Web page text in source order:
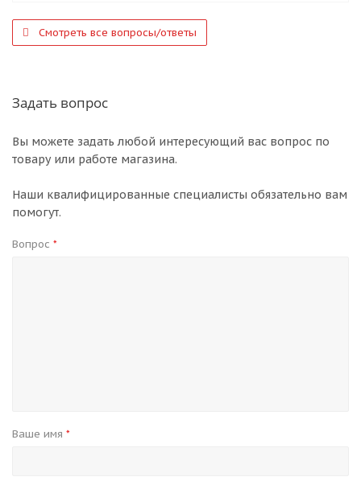
Смотреть все вопросы/ответы
Задать вопрос
Вы можете задать любой интересующий вас вопрос по
товару или работе магазина.
Наши квалифицированные специалисты обязательно вам
помогут.
Вопрос *
Ваше имя *